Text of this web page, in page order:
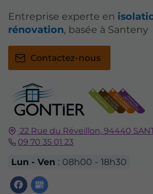
22 Rue du Réveillon, 94440
09 70 35 01 23
Lun - Ven : 08h00 - 18h30
Entreprise experte en
rénovation, basée à Santeny
Contactez-nous